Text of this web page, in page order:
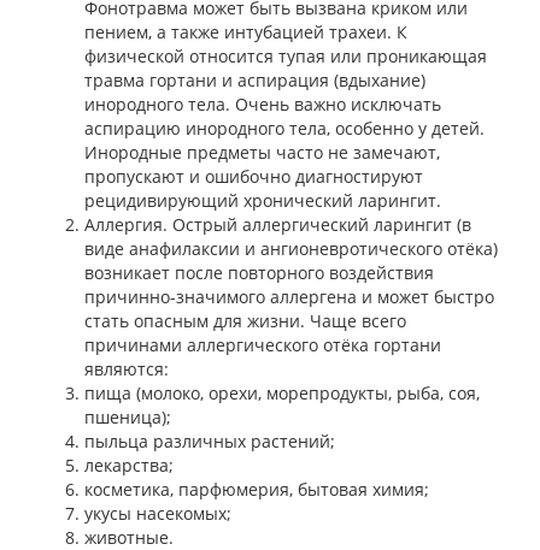
Фонотравма может быть вызвана криком или
пением, а также интубацией трахеи. К
физической относится тупая или проникающая
травма гортани и аспирация (вдыхание)
инородного тела. Очень важно исключать
аспирацию инородного тела, особенно у детей.
Инородные предметы часто не замечают,
пропускают и ошибочно диагностируют
рецидивирующий хронический ларингит.
Аллергия. Острый аллергический ларингит (в
виде анафилаксии и ангионевротического отёка)
возникает после повторного воздействия
причинно-значимого аллергена и может быстро
стать опасным для жизни. Чаще всего
причинами аллергического отёка гортани
являются:
пища (молоко, орехи, морепродукты, рыба, соя,
пшеница);
пыльца различных растений;
лекарства;
косметика, парфюмерия, бытовая химия;
укусы насекомых;
животные.